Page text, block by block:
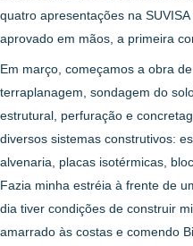
quatro apresentações na
aprovado em mãos, a primeira
Em março, começamos a obra
terraplanagem, sondagem do
estrutural, perfuração e
diversos sistemas construtivos:
alvenaria, placas isotérmicas,
Fazia minha estréia à frente de
dia tiver condições de construir
amarrado às costas e comendo